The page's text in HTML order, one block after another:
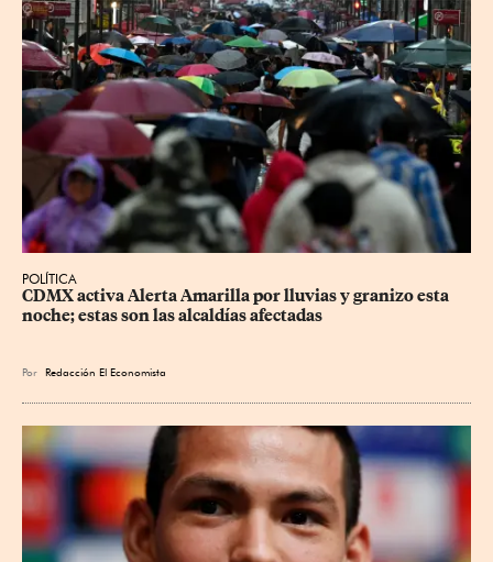
POLÍTICA
CDMX activa Alerta Amarilla por lluvias y granizo esta
noche; estas son las alcaldías afectadas
Por Redacción El Economista